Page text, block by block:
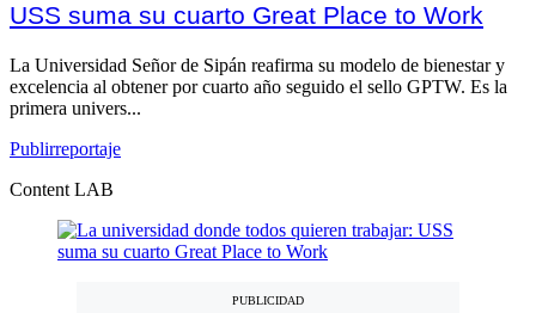
USS suma su cuarto Great Place to Work
La Universidad Señor de Sipán reafirma su modelo de bienestar y
excelencia al obtener por cuarto año seguido el sello GPTW. Es la
primera univers...
Publirreportaje
Content LAB